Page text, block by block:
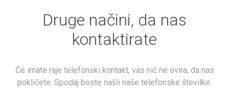
Druge načini, da nas
kontaktirate
Če imate raje telefonski kontakt, vas nič ne ovira, da nas
pokličete. Spodaj boste našli naše telefonske številke.